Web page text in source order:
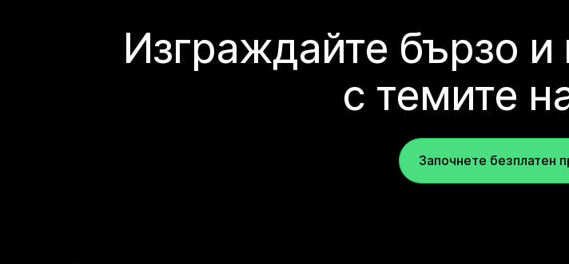
Изграждайте бързо и
с темите
Започнете безплатен